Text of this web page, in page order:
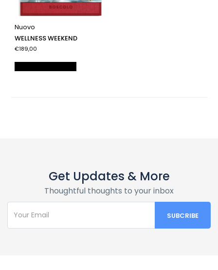
Nuovo
WELLNESS WEEKEND
€189,00
Get Updates & More
Thoughtful thoughts to your inbox